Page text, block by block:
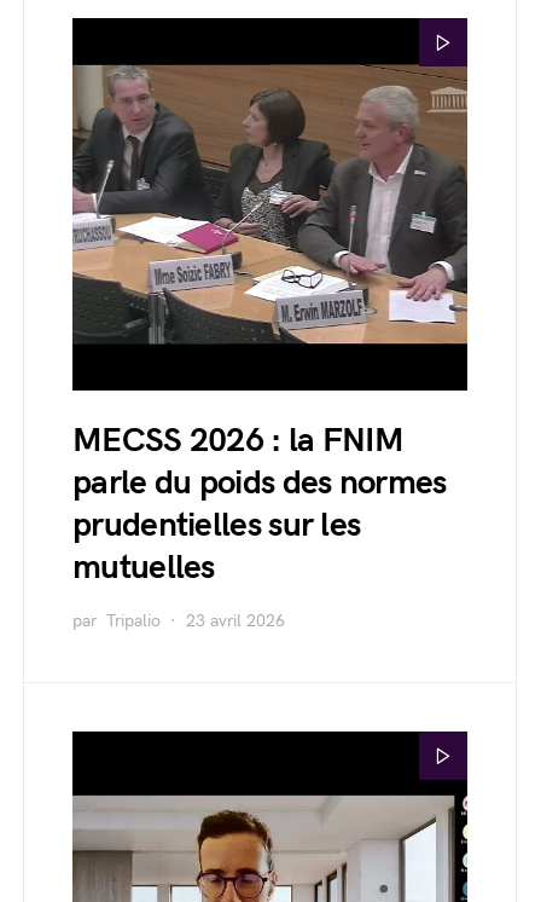
MECSS 2026 : la FNIM
parle du poids des normes
prudentielles sur les
mutuelles
par Tripalio 23 avril 2026